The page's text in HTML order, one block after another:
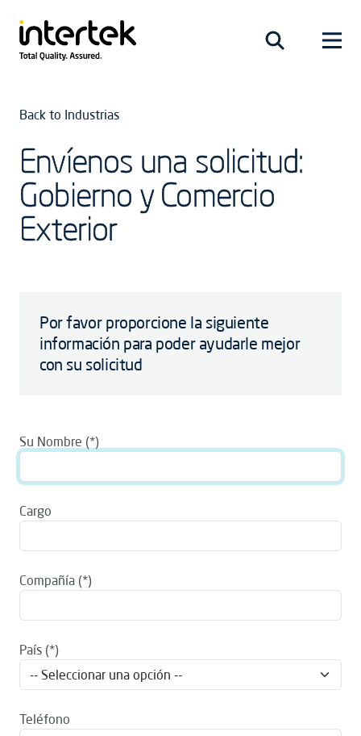
Back to Industrias
Envíenos una solicitud:
Gobierno y Comercio
Exterior
Por favor proporcione la siguiente
información para poder ayudarle mejor
con su solicitud
Su Nombre
Cargo
Compañía
País
Teléfono